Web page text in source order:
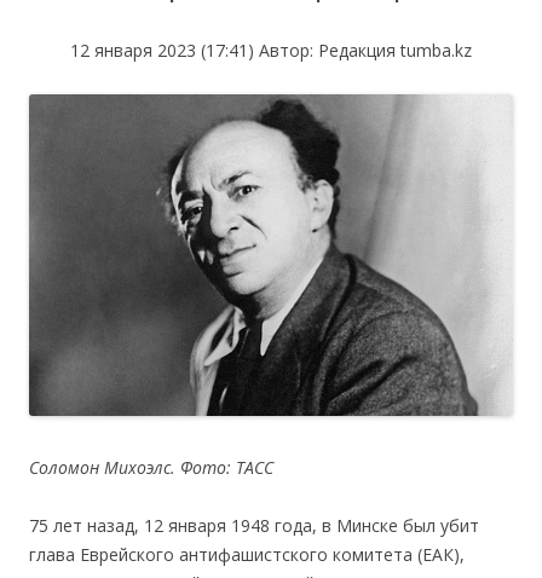
12 января 2023 (17:41) Автор: Редакция tumba.kz
Соломон Михоэлс. Фото: ТАСС
75 лет назад, 12 января 1948 года, в Минске был убит
глава Еврейского антифашистского комитета (ЕАК),